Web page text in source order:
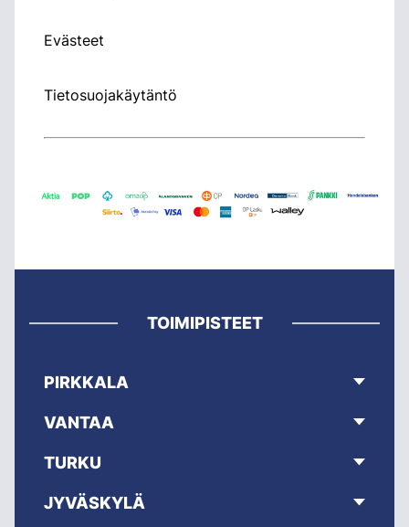
Evästeet
Tietosuojakäytäntö
TOIMIPISTEET
PIRKKALA
VANTAA
TURKU
JYVÄSKYLÄ